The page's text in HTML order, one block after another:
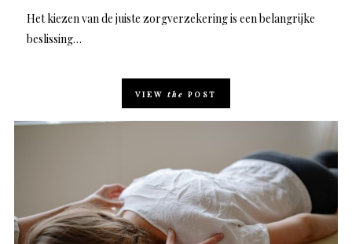
Het kiezen van de juiste zorgverzekering is een belangrijke
beslissing…
VIEW the POST